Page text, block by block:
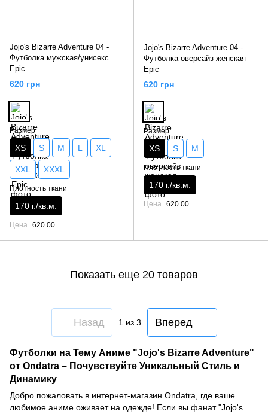
Jojo's Bizarre Adventure 04 -
Футболка мужская/унисекс
Epic
620 грн
Размер
XS S M L XL
XXL XXXL
Плотность ткани
170 г./кв.м.
Цена 620.00
Jojo's Bizarre Adventure 04 -
Футболка оверсайз женская
Epic
620 грн
Размер
XS S M
Плотность ткани
170 г./кв.м.
Цена 620.00
Показать еще 20 товаров
Назад 1 из 3 Вперед
Футболки на Тему Аниме "Jojo's Bizarre Adventure"
от Ondatra – Почувствуйте Уникальный Стиль и
Динамику
Добро пожаловать в интернет-магазин Ondatra, где ваше
любимое аниме оживает на одежде! Если вы фанат "Jojo's